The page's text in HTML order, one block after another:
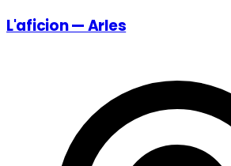
L'aficion — Arles